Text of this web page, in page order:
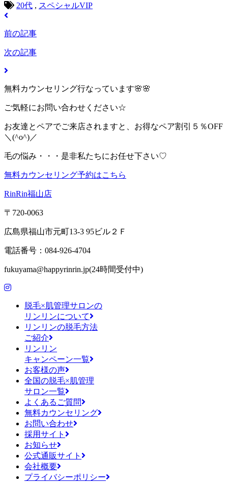
20代 , スペシャルVIP
前の記事
次の記事
無料カウンセリング行なっています🌸🌸
ご気軽にお問い合わせください☆
お友達とペアでご来店されますと、お得なペア割引５％OFF
＼(^o^)／
毛の悩み・・・是非私たちにお任せ下さい♡
無料カウンセリング予約はこちら
RinRin福山店
〒720-0063
広島県福山市元町13-3 95ビル２Ｆ
電話番号：084-926-4704
fukuyama@happyrinrin.jp(24時間受付中)
脱毛×肌管理サロンの
リンリンについて
リンリンの脱毛方法
ご紹介
リンリン
キャンペーン一覧
お客様の声
全国の脱毛×肌管理
サロン一覧
よくあるご質問
無料カウンセリング
お問い合わせ
採用サイト
お知らせ
公式通販サイト
会社概要
プライバシーポリシー